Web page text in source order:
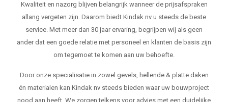
Kwaliteit en nazorg blijven belangrijk wanneer de prijsafspraken
allang vergeten zijn. Daarom biedt Kindak nv u steeds de beste
service. Met meer dan 30 jaar ervaring, begrijpen wij als geen
ander dat een goede relatie met personeel en klanten de basis zijn
om tegemoet te komen aan uw behoefte.
Door onze specialisatie in zowel gevels, hellende & platte daken
én materialen kan Kindak nv steeds bieden waar uw bouwproject
nood aan heeft. We zorgen telkens voor advies met een duidelijke